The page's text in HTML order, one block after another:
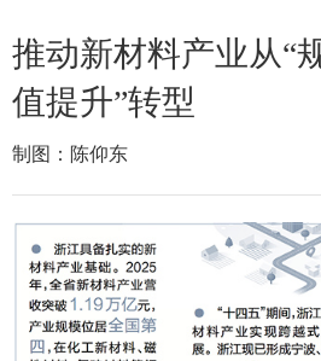
推动新材料产业从“
值提升”转型
制图：陈仰东